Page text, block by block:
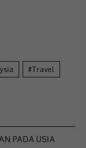
Travel
PADA USIA